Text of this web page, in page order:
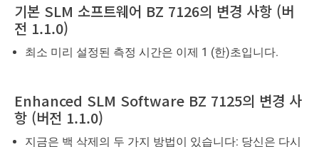
기본 SLM 소프트웨어 BZ 7126의 변경 사항 (버
전 1.1.0)
최소 미리 설정된 측정 시간은 이제 1 (한)초입니다.
Enhanced SLM Software BZ 7125의 변경 사
항 (버전 1.1.0)
지금은 백 삭제의 두 가지 방법이 있습니다: 당신은 다시